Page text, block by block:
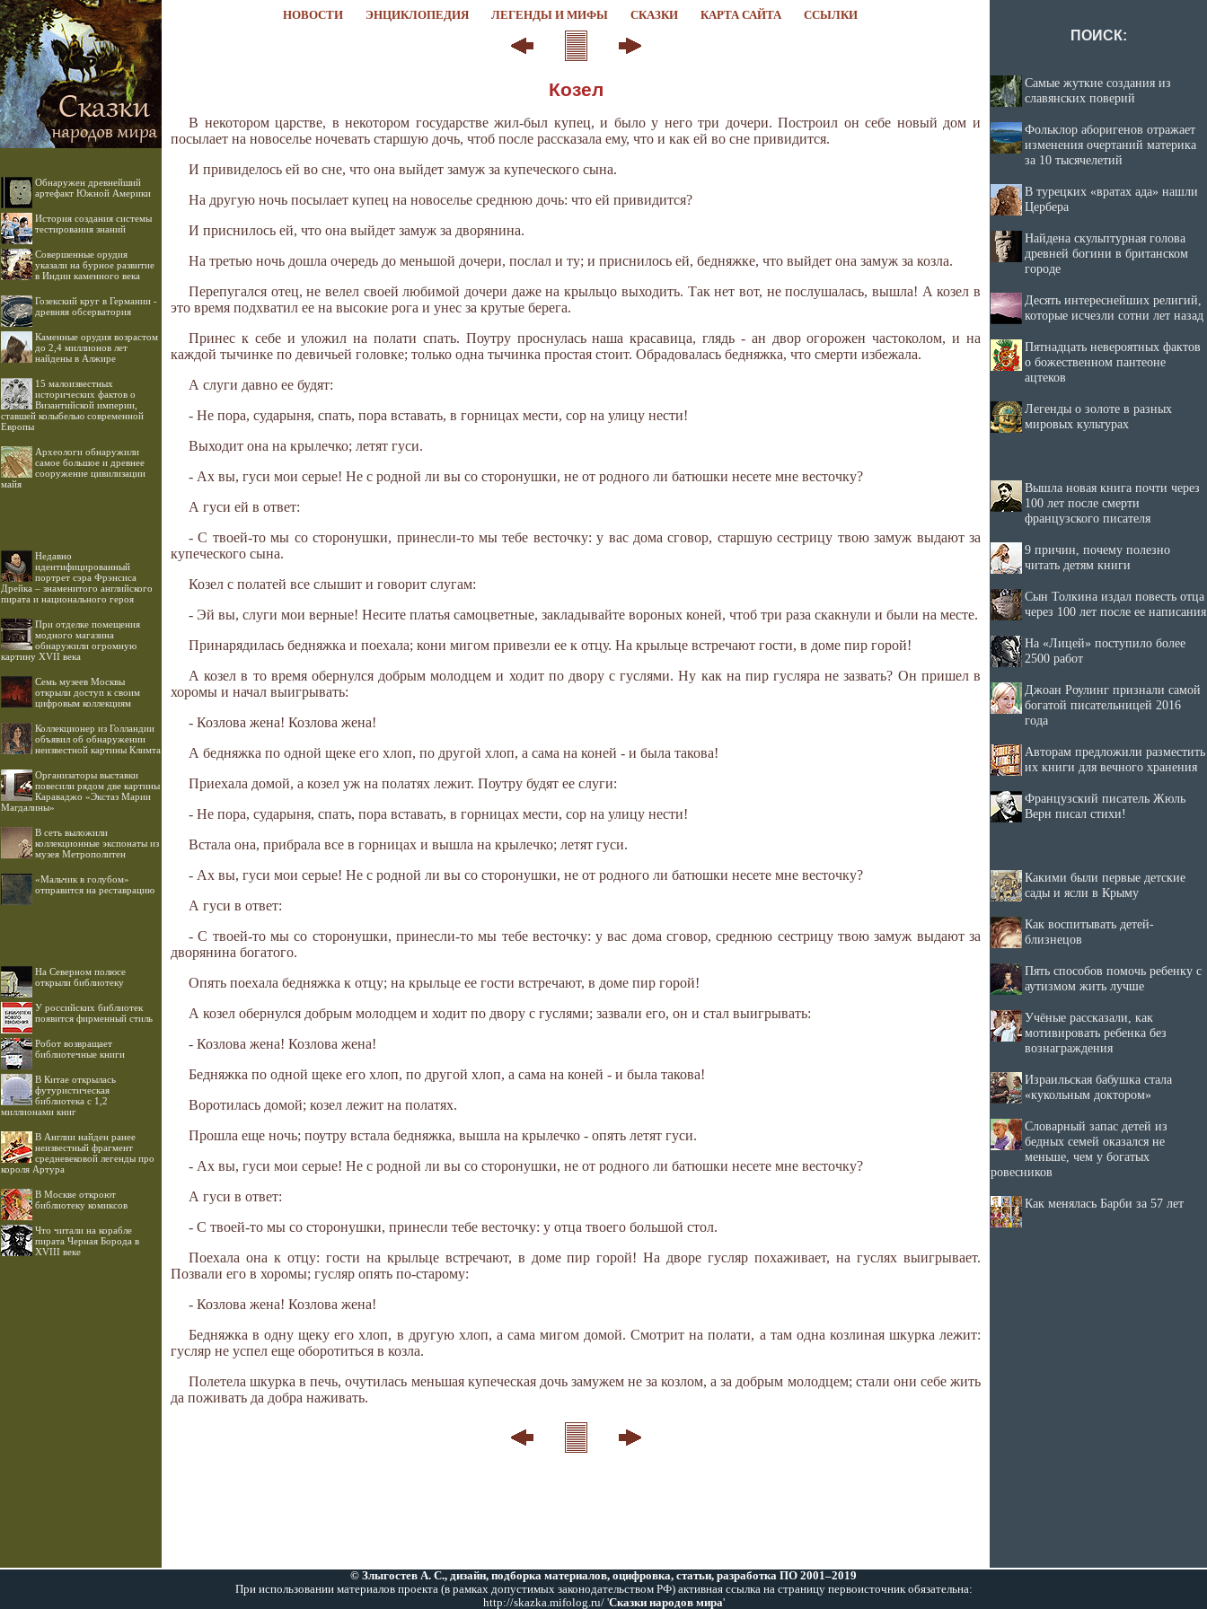
НОВОСТИ ЭНЦИКЛОПЕДИЯ ЛЕГЕНДЫ И МИФЫ СКАЗКИ КАРТА САЙТА ССЫЛКИ
Обнаружен древнейший
артефакт Южной Америки
История создания системы
тестирования знаний
Совершенные орудия
указали на бурное развитие
в Индии каменного века
Гозекский круг в Германии -
древняя обсерватория
Каменные орудия возрастом
до 2,4 миллионов лет
найдены в Алжире
15 малоизвестных
исторических фактов о
Византийской империи,
ставшей колыбелью современной
Европы
Археологи обнаружили
самое большое и древнее
сооружение цивилизации
майя
Недавно
идентифицированный
портрет сэра Фрэнсиса
Дрейка – знаменитого английского
пирата и национального героя
При отделке помещения
модного магазина
обнаружили огромную
картину XVII века
Семь музеев Москвы
открыли доступ к своим
цифровым коллекциям
Коллекционер из Голландии
объявил об обнаружении
неизвестной картины Климта
Организаторы выставки
повесили рядом две картины
Караваджо «Экстаз Марии
Магдалины»
В сеть выложили
коллекционные экспонаты из
музея Метрополитен
«Мальчик в голубом»
отправится на реставрацию
На Северном полюсе
открыли библиотеку
У российских библиотек
появится фирменный стиль
Робот возвращает
библиотечные книги
В Китае открылась
футуристическая
библиотека с 1,2
миллионами книг
В Англии найден ранее
неизвестный фрагмент
средневековой легенды про
короля Артура
В Москве откроют
библиотеку комиксов
Что читали на корабле
пирата Черная Борода в
XVIII веке
Козел
В некотором царстве, в некотором государстве жил-был купец, и было у него три дочери. Построил он себе новый дом и
посылает на новоселье ночевать старшую дочь, чтоб после рассказала ему, что и как ей во сне привидится.
И привиделось ей во сне, что она выйдет замуж за купеческого сына.
На другую ночь посылает купец на новоселье среднюю дочь: что ей привидится?
И приснилось ей, что она выйдет замуж за дворянина.
На третью ночь дошла очередь до меньшой дочери, послал и ту; и приснилось ей, бедняжке, что выйдет она замуж за козла.
Перепугался отец, не велел своей любимой дочери даже на крыльцо выходить. Так нет вот, не послушалась, вышла! А козел в
это время подхватил ее на высокие рога и унес за крутые берега.
Принес к себе и уложил на полати спать. Поутру проснулась наша красавица, глядь - ан двор огорожен частоколом, и на
каждой тычинке по девичьей головке; только одна тычинка простая стоит. Обрадовалась бедняжка, что смерти избежала.
А слуги давно ее будят:
- Не пора, сударыня, спать, пора вставать, в горницах мести, сор на улицу нести!
Выходит она на крылечко; летят гуси.
- Ах вы, гуси мои серые! Не с родной ли вы со сторонушки, не от родного ли батюшки несете мне весточку?
А гуси ей в ответ:
- С твоей-то мы со сторонушки, принесли-то мы тебе весточку: у вас дома сговор, старшую сестрицу твою замуж выдают за
купеческого сына.
Козел с полатей все слышит и говорит слугам:
- Эй вы, слуги мои верные! Несите платья самоцветные, закладывайте вороных коней, чтоб три раза скакнули и были на месте.
Принарядилась бедняжка и поехала; кони мигом привезли ее к отцу. На крыльце встречают гости, в доме пир горой!
А козел в то время обернулся добрым молодцем и ходит по двору с гуслями. Ну как на пир гусляра не зазвать? Он пришел в
хоромы и начал выигрывать:
- Козлова жена! Козлова жена!
А бедняжка по одной щеке его хлоп, по другой хлоп, а сама на коней - и была такова!
Приехала домой, а козел уж на полатях лежит. Поутру будят ее слуги:
- Не пора, сударыня, спать, пора вставать, в горницах мести, сор на улицу нести!
Встала она, прибрала все в горницах и вышла на крылечко; летят гуси.
- Ах вы, гуси мои серые! Не с родной ли вы со сторонушки, не от родного ли батюшки несете мне весточку?
А гуси в ответ:
- С твоей-то мы со сторонушки, принесли-то мы тебе весточку: у вас дома сговор, среднюю сестрицу твою замуж выдают за
дворянина богатого.
Опять поехала бедняжка к отцу; на крыльце ее гости встречают, в доме пир горой!
А козел обернулся добрым молодцем и ходит по двору с гуслями; зазвали его, он и стал выигрывать:
- Козлова жена! Козлова жена!
Бедняжка по одной щеке его хлоп, по другой хлоп, а сама на коней - и была такова!
Воротилась домой; козел лежит на полатях.
Прошла еще ночь; поутру встала бедняжка, вышла на крылечко - опять летят гуси.
- Ах вы, гуси мои серые! Не с родной ли вы со сторонушки, не от родного ли батюшки несете мне весточку?
А гуси в ответ:
- С твоей-то мы со сторонушки, принесли тебе весточку: у отца твоего большой стол.
Поехала она к отцу: гости на крыльце встречают, в доме пир горой! На дворе гусляр похаживает, на гуслях выигрывает.
Позвали его в хоромы; гусляр опять по-старому:
- Козлова жена! Козлова жена!
Бедняжка в одну щеку его хлоп, в другую хлоп, а сама мигом домой. Смотрит на полати, а там одна козлиная шкурка лежит:
гусляр не успел еще оборотиться в козла.
Полетела шкурка в печь, очутилась меньшая купеческая дочь замужем не за козлом, а за добрым молодцем; стали они себе жить
да поживать да добра наживать.
ПОИСК:
Самые жуткие создания из
славянских поверий
Фольклор аборигенов отражает
изменения очертаний материка
за 10 тысячелетий
В турецких «вратах ада» нашли
Цербера
Найдена скульптурная голова
древней богини в британском
городе
Десять интереснейших религий,
которые исчезли сотни лет назад
Пятнадцать невероятных фактов
о божественном пантеоне
ацтеков
Легенды о золоте в разных
мировых культурах
Вышла новая книга почти через
100 лет после смерти
французского писателя
9 причин, почему полезно
читать детям книги
Сын Толкина издал повесть отца
через 100 лет после ее написания
На «Лицей» поступило более
2500 работ
Джоан Роулинг признали самой
богатой писательницей 2016
года
Авторам предложили разместить
их книги для вечного хранения
Французский писатель Жюль
Верн писал стихи!
Какими были первые детские
сады и ясли в Крыму
Как воспитывать детей-
близнецов
Пять способов помочь ребенку с
аутизмом жить лучше
Учёные рассказали, как
мотивировать ребенка без
вознаграждения
Израильская бабушка стала
«кукольным доктором»
Словарный запас детей из
бедных семей оказался не
меньше, чем у богатых
ровесников
Как менялась Барби за 57 лет
© Злыгостев А. С., дизайн, подборка материалов, оцифровка, статьи, разработка ПО 2001–2019
При использовании материалов проекта (в рамках допустимых законодательством РФ) активная ссылка на страницу первоисточник обязательна:
http://skazka.mifolog.ru/ 'Сказки народов мира'